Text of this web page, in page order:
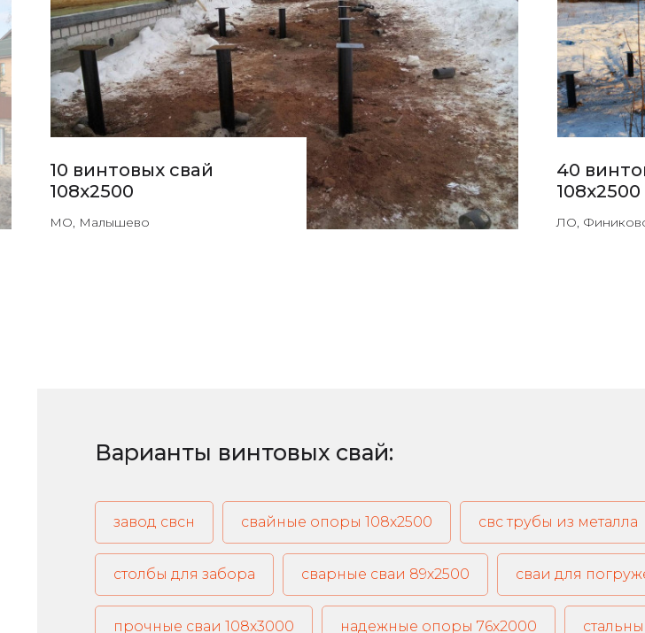
10 винтовых свай
108х2500
МО, Малышево
40
108х2500
ЛО,
Варианты винтовых свай:
завод свсн свайные опоры 108х2500 свс трубы из металла
столбы для забора сварные сваи 89х2500 сваи для
прочные сваи 108х3000 надежные опоры 76х2000